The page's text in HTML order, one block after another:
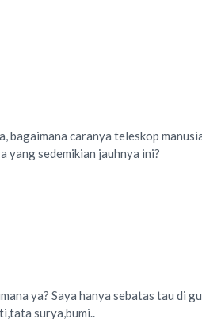
bagaimana caranya teleskop
yang sedemikian jauhnya ini?
ya? Saya hanya sebatas tau di
surya,bumi..